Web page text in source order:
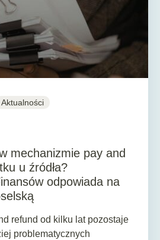
Aktualności
mechanizmie pay and
u źródła?
odpowiada na
refund od kilku lat pozostaje
problematycznych